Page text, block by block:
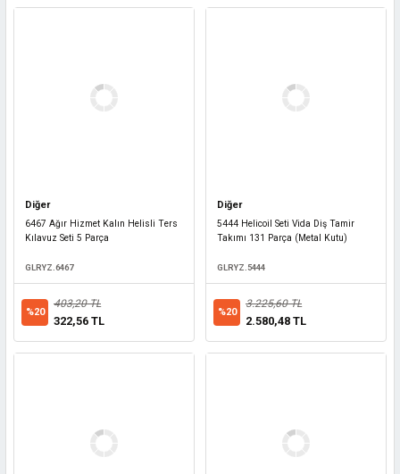
Diğer
6467 Ağır Hizmet Kalın Helisli Ters
Kılavuz Seti 5 Parça
GLRYZ.6467
%20
403,20 TL
322,56 TL
Diğer
5444 Helicoil Seti Vida Diş Tamir
Takımı 131 Parça (Metal Kutu)
GLRYZ.5444
%20
3.225,60 TL
2.580,48 TL